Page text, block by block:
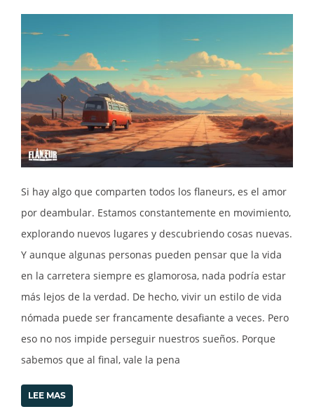
Si hay algo que comparten todos los flaneurs, es el amor
por deambular. Estamos constantemente en movimiento,
explorando nuevos lugares y descubriendo cosas nuevas.
Y aunque algunas personas pueden pensar que la vida
en la carretera siempre es glamorosa, nada podría estar
más lejos de la verdad. De hecho, vivir un estilo de vida
nómada puede ser francamente desafiante a veces. Pero
eso no nos impide perseguir nuestros sueños. Porque
sabemos que al final, vale la pena
LEE MAS